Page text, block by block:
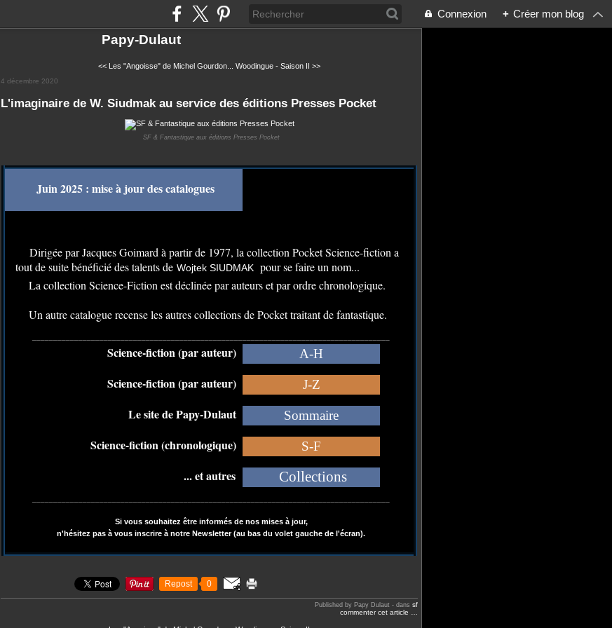
Connexion + Créer mon blog
Papy-Dulaut
<< Les "Angoisse" de Michel Gourdon... Woodingue - Saison II >>
4 décembre 2020
L'imaginaire de W. Siudmak au service des éditions Presses Pocket
SF & Fantastique aux éditions Presses Pocket
Juin 2025 : mise à jour des catalogues
Dirigée par Jacques Goimard à partir de 1977, la collection Pocket Science-fiction a
tout de suite bénéficié des talents de Wojtek SIUDMAK pour se faire un nom...
La collection Science-Fiction est déclinée par auteurs et par ordre chronologique.
Un autre catalogue recense les autres collections de Pocket traitant de fantastique.
Science-fiction (par auteur) A-H
Science-fiction (par auteur) J-Z
Le site de Papy-Dulaut Sommaire
Science-fiction (chronologique) S-F
... et autres Collections
Si vous souhaitez être informés de nos mises à jour,
n'hésitez pas à vous inscrire à notre Newsletter (au bas du volet gauche de l'écran).
Repost 0
Published by Papy Dulaut - dans sf
commenter cet article